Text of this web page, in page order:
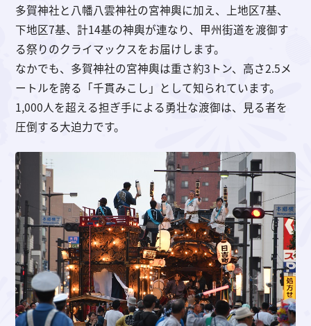
多賀神社と八幡八雲神社の宮神輿に加え、上地区7基、
下地区7基、計14基の神輿が連なり、甲州街道を渡御す
る祭りのクライマックスをお届けします。
なかでも、多賀神社の宮神輿は重さ約3トン、高さ2.5メ
ートルを誇る「千貫みこし」として知られています。
1,000人を超える担ぎ手による勇壮な渡御は、見る者を
圧倒する大迫力です。